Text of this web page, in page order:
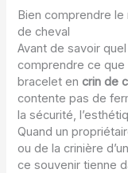
Bien comprendre
de cheval
Avant de savoir
comprendre ce
bracelet encrin de
contente pas de
la sécurité,
Quand un
ou de la crinière
ce souvenir tienne